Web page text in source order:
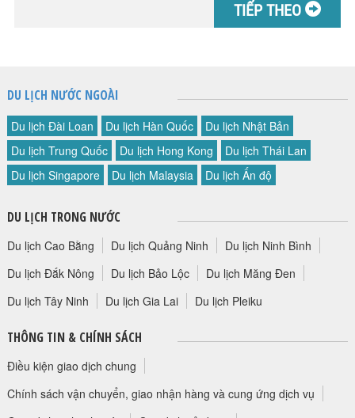
TIẾP THEO
DU LỊCH NƯỚC NGOÀI
Du lịch Đài Loan Du lịch Hàn Quốc
Du lịch Nhật Bản
Du lịch Trung Quốc
Du lịch Hong Kong
Du lịch Thái Lan
Du lịch Singapore
Du lịch Malaysia Du lịch Ấn độ
DU LỊCH TRONG NƯỚC
Du lịch Cao Bằng Du lịch Quảng Ninh
Du lịch Ninh Bình
Du lịch Đắk Nông
Du lịch Bảo Lộc
Du lịch Măng Đen
Du lịch Tây Ninh
Du lịch Gia Lai Du lịch Pleiku
THÔNG TIN & CHÍNH SÁCH
Điều kiện giao dịch chung
Chính sách vận chuyển, giao nhận hàng và cung ứng dịch vụ